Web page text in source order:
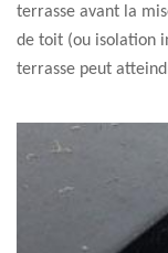
terrasse avant la
de toit (ou isolation
terrasse peut